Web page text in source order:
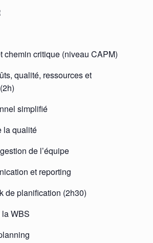
chemin critique (niveau CAPM)
qualité, ressources et
simplifié
la qualité
de l’équipe
et reporting
de planification (2h30)
WBS